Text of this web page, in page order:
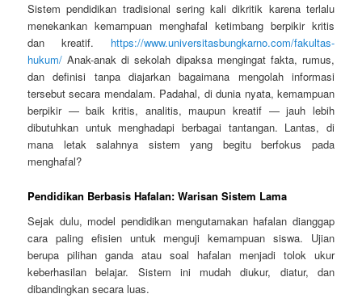
Sistem pendidikan tradisional sering kali dikritik karena terlalu
menekankan kemampuan menghafal ketimbang berpikir kritis
dan kreatif. https://www.universitasbungkarno.com/fakultas-
hukum/ Anak-anak di sekolah dipaksa mengingat fakta, rumus,
dan definisi tanpa diajarkan bagaimana mengolah informasi
tersebut secara mendalam. Padahal, di dunia nyata, kemampuan
berpikir — baik kritis, analitis, maupun kreatif — jauh lebih
dibutuhkan untuk menghadapi berbagai tantangan. Lantas, di
mana letak salahnya sistem yang begitu berfokus pada
menghafal?
Pendidikan Berbasis Hafalan: Warisan Sistem Lama
Sejak dulu, model pendidikan mengutamakan hafalan dianggap
cara paling efisien untuk menguji kemampuan siswa. Ujian
berupa pilihan ganda atau soal hafalan menjadi tolok ukur
keberhasilan belajar. Sistem ini mudah diukur, diatur, dan
dibandingkan secara luas.